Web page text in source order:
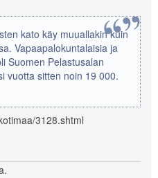
kato käy muuallakin kuin
Vapaapalokuntalaisia ja
Suomen Pelastusalan
vuotta sitten noin 19 000.
3128.shtml